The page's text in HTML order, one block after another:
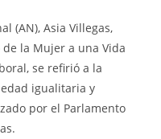
(AN), Asia Villegas,
la Mujer a una Vida
se refirió a la
igualitaria y
por el Parlamento